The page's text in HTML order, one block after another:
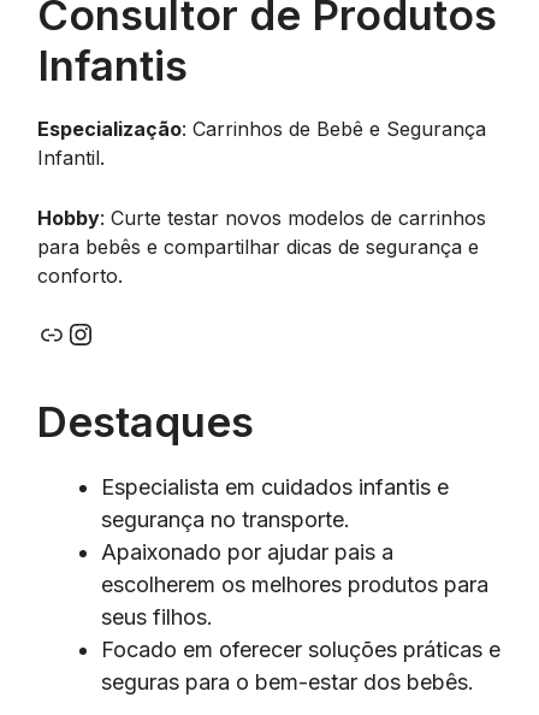
Consultor de Produtos
Infantis
Especialização: Carrinhos de Bebê e Segurança
Infantil.
Hobby: Curte testar novos modelos de carrinhos
para bebês e compartilhar dicas de segurança e
conforto.
LinkInstagram
Destaques
Especialista em cuidados infantis e
segurança no transporte.
Apaixonado por ajudar pais a
escolherem os melhores produtos para
seus filhos.
Focado em oferecer soluções práticas e
seguras para o bem-estar dos bebês.